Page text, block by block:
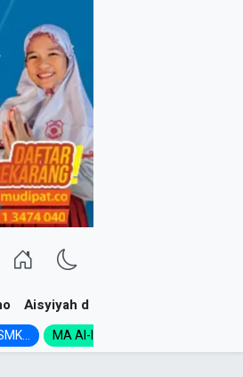
Aisyiyah dan NA
MA Al-Ishlah Gelar...